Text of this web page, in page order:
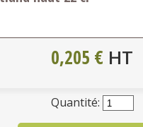
0,205 € HT
Quantité: